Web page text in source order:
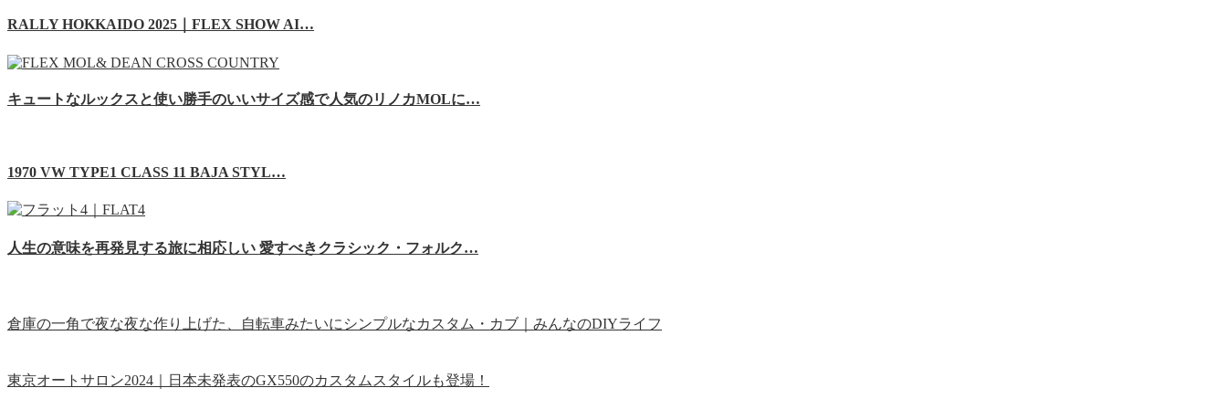
RALLY HOKKAIDO 2025｜FLEX SHOW AI…
キュートなルックスと使い勝手のいいサイズ感で人気のリノカMOLに…
1970 VW TYPE1 CLASS 11 BAJA STYL…
人生の意味を再発見する旅に相応しい 愛すべきクラシック・フォルク…
倉庫の一角で夜な夜な作り上げた、自転車みたいにシンプルなカスタム・カブ｜みんなのDIYライフ
東京オートサロン2024｜日本未発表のGX550のカスタムスタイルも登場！